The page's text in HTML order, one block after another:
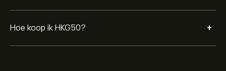
Hoe koop ik HKG50? +